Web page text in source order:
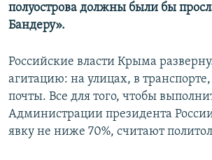
полуострова должны были бы
Бандеру».
Российские власти Крыма
агитацию: на улицах, в
почты. Все для того, чтобы
Администрации президента
явку не ниже 70%, считают